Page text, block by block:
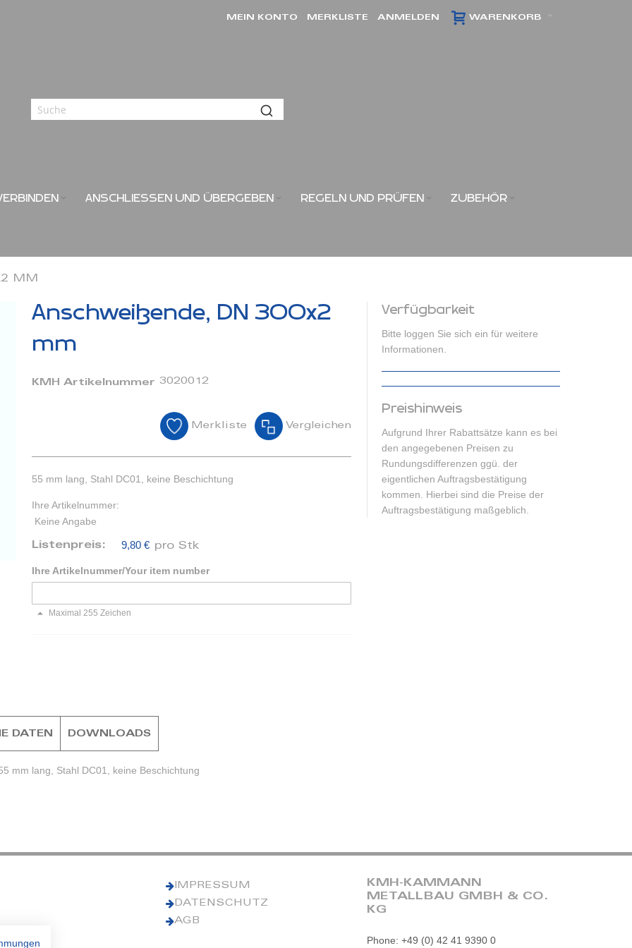
WARENKORB
MEIN KONTO MERKLISTE ANMELDEN
ANSCHLIESSEN UND ÜBERGEBEN REGELN UND PRÜFEN ZUBEHÖR
MM
Anschweißende, DN 300x2
mm
KMH Artikelnummer 3020012
Merkliste Vergleichen
55 mm lang, Stahl DC01, keine Beschichtung
Ihre Artikelnummer:
Keine Angabe
Listenpreis: 9,80 € pro Stk
Ihre Artikelnummer/Your item number
Maximal 255 Zeichen
Verfügbarkeit
Bitte loggen Sie sich ein für weitere
Informationen.
Preishinweis
Aufgrund Ihrer Rabattsätze kann es bei
den angegebenen Preisen zu
Rundungsdifferenzen ggü. der
eigentlichen Auftragsbestätigung
kommen. Hierbei sind die Preise der
Auftragsbestätigung maßgeblich.
mm lang, Stahl DC01, keine Beschichtung
DATEN DOWNLOADS
IMPRESSUM
DATENSCHUTZ
AGB
KMH-KAMMANN
METALLBAU GMBH & CO.
KG
Phone: +49 (0) 42 41 9390 0